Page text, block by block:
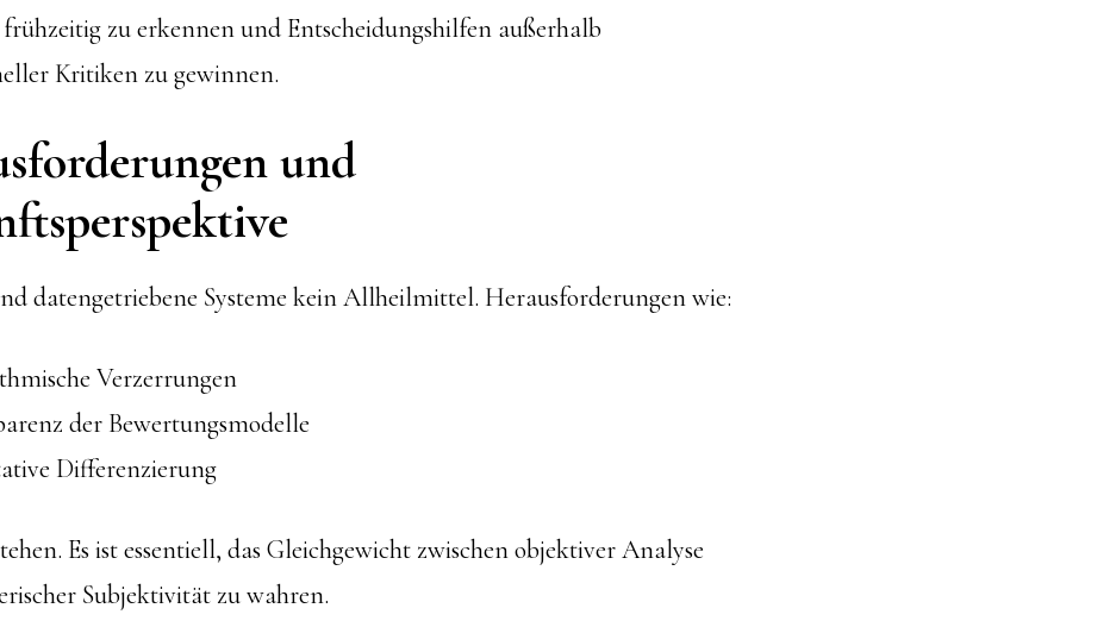
zu erkennen und Entscheidungshilfen außerhalb
Kritiken zu gewinnen.
und
datengetriebene Systeme kein Allheilmittel. Herausforderungen wie:
Verzerrungen
der Bewertungsmodelle
Differenzierung
Es ist essentiell, das Gleichgewicht zwischen objektiver Analyse
Subjektivität zu wahren.